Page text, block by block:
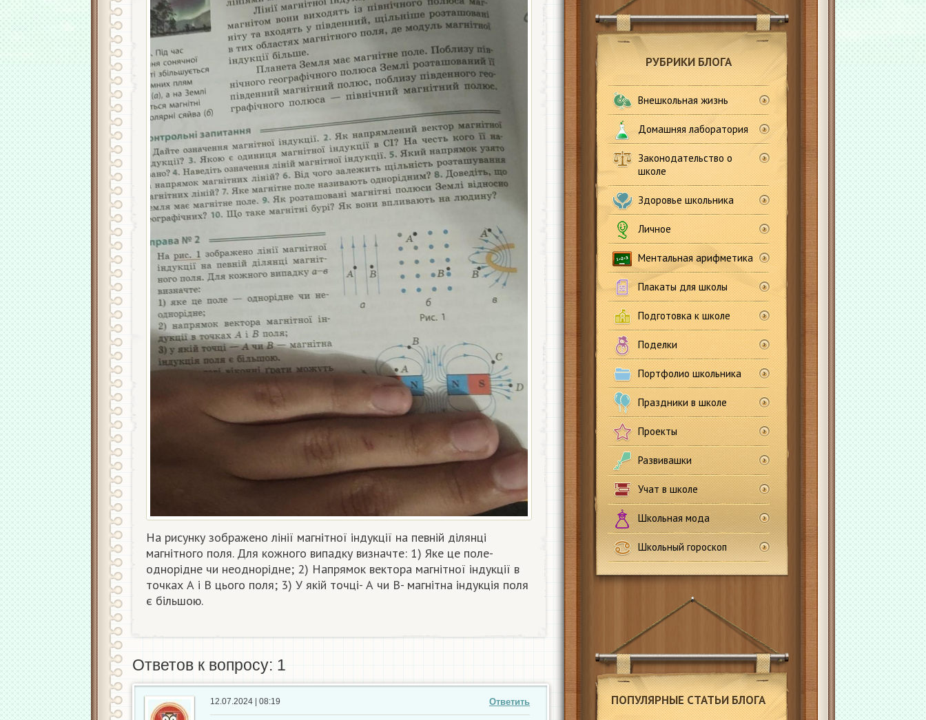
РУБРИКИ БЛОГА
Внешкольная жизнь
Домашняя лаборатория
Законодательство о
школе
Здоровье школьника
Личное
Ментальная арифметика
Плакаты для школы
Подготовка к школе
Поделки
Портфолио школьника
Праздники в школе
Проекты
Развивашки
Учат в школе
Школьная мода
Школьный гороскоп
ПОПУЛЯРНЫЕ СТАТЬИ БЛОГА
На рисунку зображено лінії магнітної індукції на певній ділянці
магнітного поля. Для кожного випадку визначте: 1) Яке це поле-
однорідне чи неоднорідне; 2) Напрямок вектора магнітної індукції в
точках А і В цього поля; 3) У якій точці- А чи В- магнітна індукція поля
є більшою.​
Ответов к вопросу: 1
Ответить
12.07.2024 | 08:19